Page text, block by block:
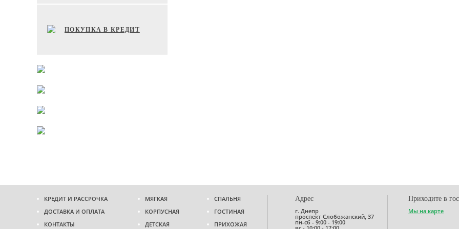
ПОКУПКА В КРЕДИТ
КРЕДИТ И РАССРОЧКА
ДОСТАВКА И ОПЛАТА
КОНТАКТЫ
МЯГКАЯ
КОРПУСНАЯ
ДЕТСКАЯ
СПАЛЬНЯ
ГОСТИНАЯ
ПРИХОЖАЯ
Адрес
г. Днепр
проспект Слобожанский, 37
пн-сб - 9:00 - 19:00
Приходите в
Мы на карте